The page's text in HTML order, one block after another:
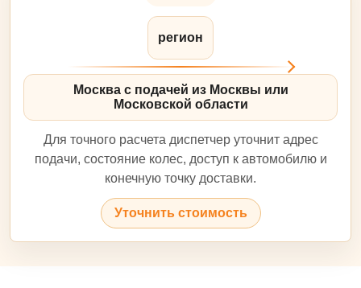
регион
Москва с подачей из Москвы или
Московской области
Для точного расчета диспетчер уточнит адрес
подачи, состояние колес, доступ к автомобилю и
конечную точку доставки.
Уточнить стоимость